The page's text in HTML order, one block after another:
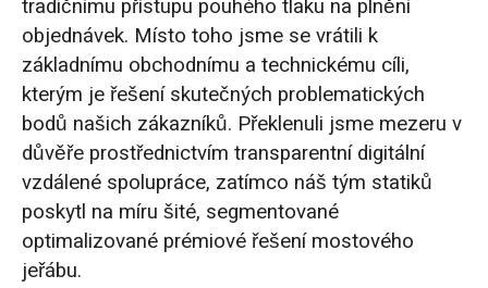
tradičnímu přístupu pouhého tlaku na plnění
objednávek. Místo toho jsme se vrátili k
základnímu obchodnímu a technickému cíli,
kterým je řešení skutečných problematických
bodů našich zákazníků. Překlenuli jsme mezeru v
důvěře prostřednictvím transparentní digitální
vzdálené spolupráce, zatímco náš tým statiků
poskytl na míru šité, segmentované
optimalizované prémiové řešení mostového
jeřábu.